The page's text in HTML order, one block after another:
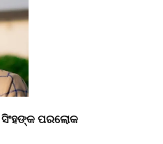
ପରଲୋକ